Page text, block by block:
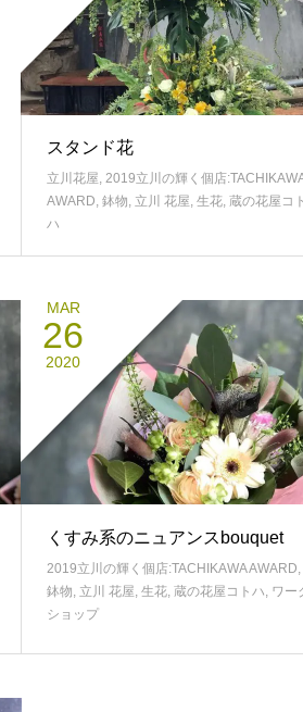
スタンド花
立川花屋, 2019立川の輝く個店
AWARD, 鉢物, 立川 花屋, 生花, 蔵の花屋コト
ハ
MAR
26
2020
くすみ系のニュアンスbouquet
2019立川の輝く個店:TACHIKAWA AWARD,
鉢物, 立川 花屋, 生花, 蔵の花屋コトハ, ワー
ショップ